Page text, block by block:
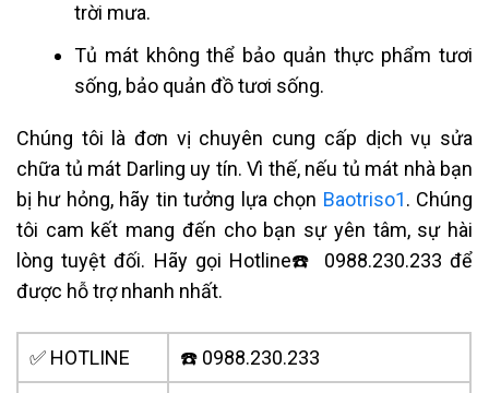
trời mưa.
Tủ mát không thể bảo quản thực phẩm tươi
sống, bảo quản đồ tươi sống.
Chúng tôi là đơn vị chuyên cung cấp dịch vụ sửa
chữa tủ mát Darling uy tín. Vì thế, nếu tủ mát nhà bạn
bị hư hỏng, hãy tin tưởng lựa chọn Baotriso1. Chúng
tôi cam kết mang đến cho bạn sự yên tâm, sự hài
lòng tuyệt đối. Hãy gọi Hotline☎️ 0988.230.233 để
được hỗ trợ nhanh nhất.
✅ HOTLINE ☎️ 0988.230.233